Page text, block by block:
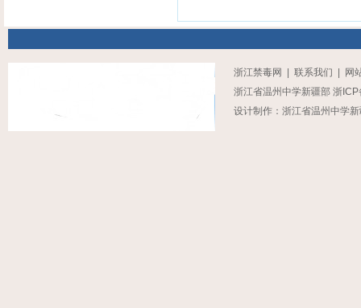
浙江禁毒网 联系我们
网
浙江省温州中学新疆部 浙
设计制作：浙江省温州中学